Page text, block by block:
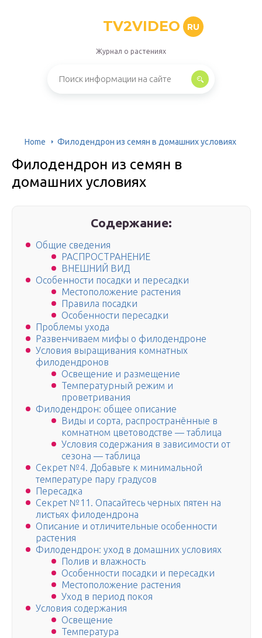
TV2VIDEO RU
Журнал о растениях
Home Филодендрон из семян в домашних условиях
Филодендрон из семян в
домашних условиях
Содержание:
Общие сведения
РАСПРОСТРАНЕНИЕ
ВНЕШНИЙ ВИД
Особенности посадки и пересадки
Местоположение растения
Правила посадки
Особенности пересадки
Проблемы ухода
Развенчиваем мифы о филодендроне
Условия выращивания комнатных
филодендронов
Освещение и размещение
Температурный режим и
проветривания
Филодендрон: общее описание
Виды и сорта, распространённые в
комнатном цветоводстве — таблица
Условия содержания в зависимости от
сезона — таблица
Секрет №4. Добавьте к минимальной
температуре пару градусов
Пересадка
Секрет №11. Опасайтесь черных пятен на
листьях филодендрона
Описание и отличительные особенности
растения
Филодендрон: уход в домашних условиях
Полив и влажность
Особенности посадки и пересадки
Местоположение растения
Уход в период покоя
Условия содержания
Освещение
Температура